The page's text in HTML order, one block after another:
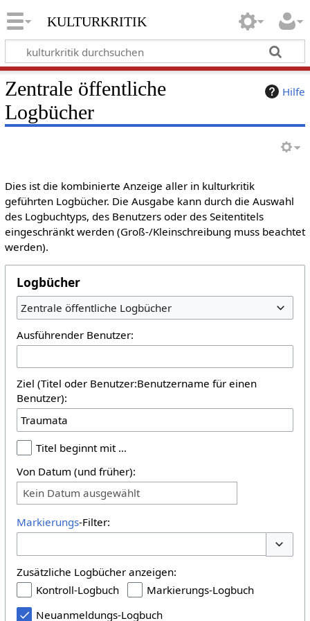
kulturkritik
Hilfe
Zentrale öffentliche
Logbücher
Dies ist die kombinierte Anzeige aller in kulturkritik
geführten Logbücher. Die Ausgabe kann durch die Auswahl
des Logbuchtyps, des Benutzers oder des Seitentitels
eingeschränkt werden (Groß-/Kleinschreibung muss beachtet
werden).
Logbücher
Zentrale öffentliche Logbücher
Ausführender Benutzer:
Ziel (Titel oder Benutzer:Benutzername für einen
Benutzer):
Titel beginnt mit …
Von Datum (und früher):
Kein Datum ausgewählt
Markierungs-Filter:
Zusätzliche Logbücher anzeigen:
Kontroll-Logbuch
Markierungs-Logbuch
Neuanmeldungs-Logbuch